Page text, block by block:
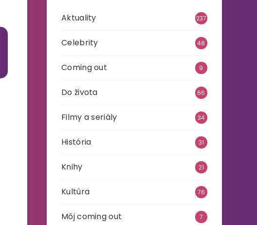
Aktuality 237
Celebrity 48
Coming out 9
Do života 66
Filmy a seriály 34
História 31
Knihy 21
Kultúra 76
Môj coming out 7